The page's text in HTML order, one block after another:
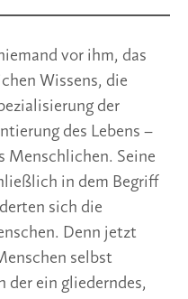
vor ihm, das
Wissens, die
der
des Lebens –
Menschlichen. Seine
in dem Begriff
sich die
Denn jetzt
selbst
der ein gliederndes,